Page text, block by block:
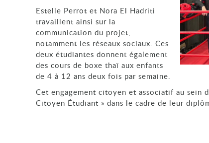
Estelle Perrot et Nora El Hadriti
travaillent ainsi sur la
communication du projet,
notamment les réseaux sociaux. Ces
deux étudiantes donnent également
des cours de boxe thaï aux enfants
de 4 à 12 ans deux fois par semaine.
Cet engagement citoyen et associatif au sein
Citoyen Étudiant » dans le cadre de leur